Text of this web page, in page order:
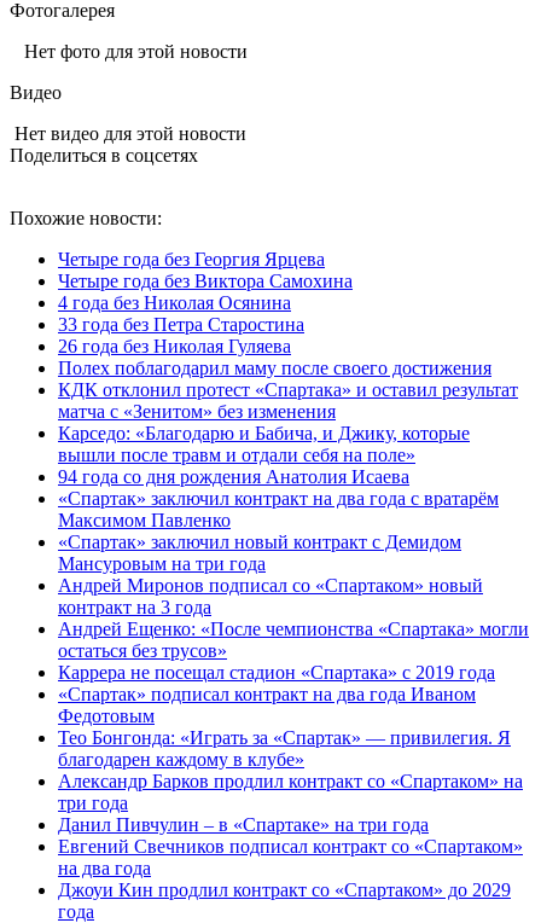
Фотогалерея
Нет фото для этой новости
Видео
Нет видео для этой новости
Поделиться в соцсетях
Похожие новости:
Четыре года без Георгия Ярцева
Четыре года без Виктора Самохина
4 года без Николая Осянина
33 года без Петра Старостина
26 года без Николая Гуляева
Полех поблагодарил маму после своего достижения
КДК отклонил протест «Спартака» и оставил результат
матча с «Зенитом» без изменения
Карседо: «Благодарю и Бабича, и Джику, которые
вышли после травм и отдали себя на поле»
94 года со дня рождения Анатолия Исаева
«Спартак» заключил контракт на два года с вратарём
Максимом Павленко
«Спартак» заключил новый контракт с Демидом
Мансуровым на три года
Андрей Миронов подписал со «Спартаком» новый
контракт на 3 года
Андрей Ещенко: «После чемпионства «Спартака» могли
остаться без трусов»
Каррера не посещал стадион «Спартака» с 2019 года
«Спартак» подписал контракт на два года Иваном
Федотовым
Тео Бонгонда: «Играть за «Спартак» — привилегия. Я
благодарен каждому в клубе»
Александр Барков продлил контракт со «Спартаком» на
три года
Данил Пивчулин – в «Спартаке» на три года
Евгений Свечников подписал контракт со «Спартаком»
на два года
Джоуи Кин продлил контракт со «Спартаком» до 2029
года